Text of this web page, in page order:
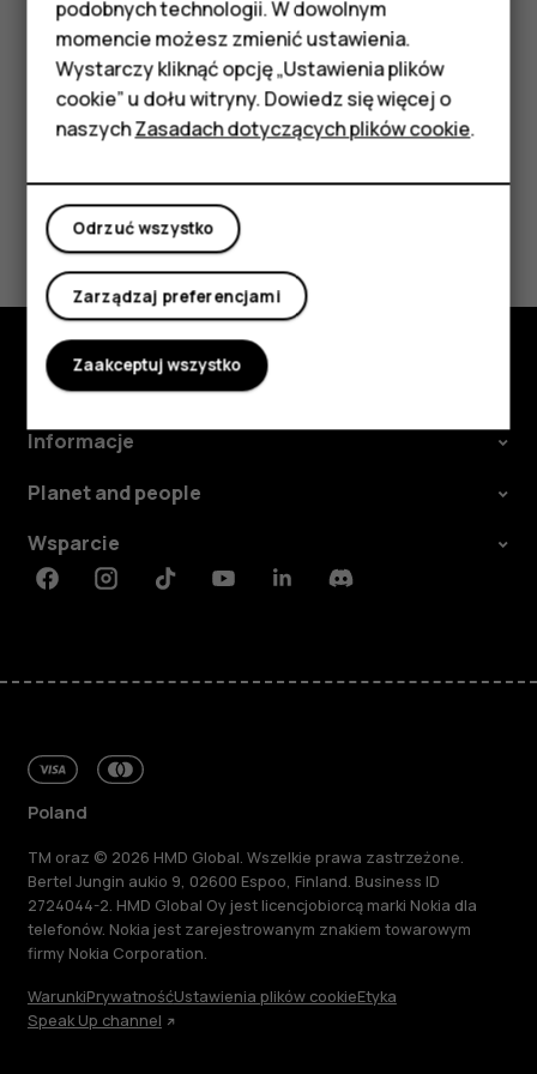
Akcesoria
HMD Terra M
Tablety
Moje konto
GHz. W celu uzyskania informacji na ten temat
należy zwrócić się do lokalnych władz.
Czy te informacje były pomocne?
Tak Nie
Poznaj
Informacje
Planet and people
Wsparcie
FacebookInstagramTiktokYoutubeLinkedinDiscord
Poland
TM oraz © 2026 HMD Global. Wszelkie prawa zastrzeżone.
Bertel Jungin aukio 9, 02600 Espoo, Finland. Business ID
2724044-2. HMD Global Oy jest licencjobiorcą marki Nokia dla
telefonów. Nokia jest zarejestrowanym znakiem towarowym
firmy Nokia Corporation.
WarunkiPrywatnośćUstawienia plików cookieEtyka
Speak Up channel
podobnych technologii. W dowolnym
momencie możesz zmienić ustawienia.
Wystarczy kliknąć opcję „Ustawienia plików
cookie” u dołu witryny. Dowiedz się więcej o
naszychZasadach dotyczących plików cookie.
Odrzuć wszystko
Zarządzaj preferencjami
Zaakceptuj wszystko